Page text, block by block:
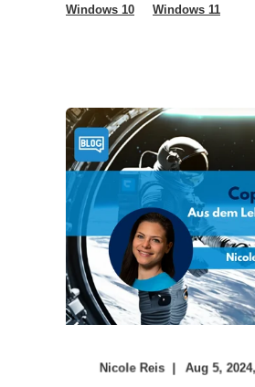
Windows 10 Windows 11
Nicole Reis Aug 5,